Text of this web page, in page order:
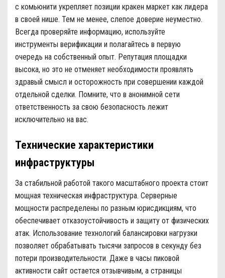
с комьюнити укрепляет позиции кракен маркет как лидера
в своей нише. Тем не менее, слепое доверие неуместно.
Всегда проверяйте информацию, используйте
инструменты верификации и полагайтесь в первую
очередь на собственный опыт. Репутация площадки
высока, но это не отменяет необходимости проявлять
здравый смысл и осторожность при совершении каждой
отдельной сделки. Помните, что в анонимной сети
ответственность за свою безопасность лежит
исключительно на вас.
Технические характеристики
инфраструктуры
За стабильной работой такого масштабного проекта стоит
мощная техническая инфраструктура. Серверные
мощности распределены по разным юрисдикциям, что
обеспечивает отказоустойчивость и защиту от физических
атак. Использование технологий балансировки нагрузки
позволяет обрабатывать тысячи запросов в секунду без
потери производительности. Даже в часы пиковой
активности сайт остается отзывчивым, а страницы